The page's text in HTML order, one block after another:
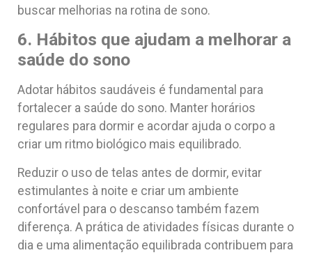
buscar melhorias na rotina de sono.
6. Hábitos que ajudam a melhorar a
saúde do sono
Adotar hábitos saudáveis é fundamental para
fortalecer a saúde do sono. Manter horários
regulares para dormir e acordar ajuda o corpo a
criar um ritmo biológico mais equilibrado.
Reduzir o uso de telas antes de dormir, evitar
estimulantes à noite e criar um ambiente
confortável para o descanso também fazem
diferença. A prática de atividades físicas durante o
dia e uma alimentação equilibrada contribuem para